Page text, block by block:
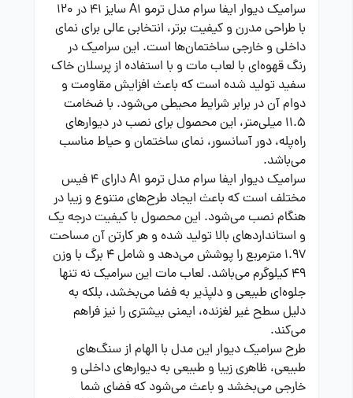
سرامیک دیوار ایفا سرام مدل ترمو A1 سایز 41 در 120
با طراحی مدرن و کیفیت برتر، انتخابی عالی برای نمای
داخلی و خارجی ساختمان‌ها است. این سرامیک در
رنگ قهوه‌ای با لعاب مات و با استفاده از پرسلان خاک
سفید تولید شده است که باعث افزایش مقاومت و
دوام آن در برابر شرایط محیطی می‌شود. با ضخامت
11.5 میلی‌متر، این محصول برای نصب در دیوارهای
راه‌پله، دور آسانسور، نمای ساختمان و حیاط مناسب
می‌باشد.
سرامیک دیوار ایفا سرام مدل ترمو A1 دارای 4 فیس
مختلف است که باعث ایجاد طرح‌های متنوع و زیبا در
هنگام نصب می‌شود. این محصول با کیفیت درجه یک
و استانداردهای بالا تولید شده و هر کارتن آن مساحت
1.97 مترمربع را پوشش می‌دهد و شامل 4 برگ با وزن
49 کیلوگرم می‌باشد. لعاب مات این سرامیک نه تنها
جلوه‌ای طبیعی و دلپذیر به فضا می‌بخشد، بلکه به
دلیل سطح غیر لغزنده، ایمنی بیشتری را نیز فراهم
می‌کند.
طرح سرامیک دیوار این مدل با الهام از سنگ‌های
طبیعی، ظاهری زیبا و طبیعی به دیوارهای داخلی و
خارجی می‌بخشد و باعث می‌شود که فضای شما